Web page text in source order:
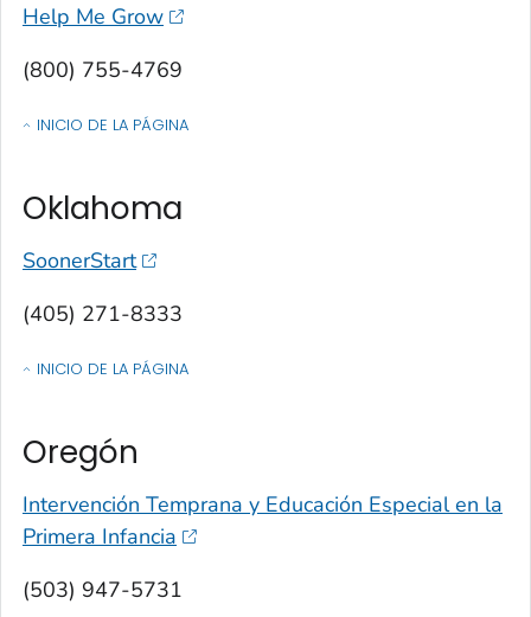
Help Me Grow
(800) 755-4769
INICIO DE LA PÁGINA
OF CONTACTOS POR ESTADO, TERRITORIO O ESTADO LIBRE
Oklahoma
SoonerStart
(405) 271-8333
INICIO DE LA PÁGINA
OF CONTACTOS POR ESTADO, TERRITORIO O ESTADO LIBRE
Oregón
Intervención Temprana y Educación Especial en la
Primera Infancia
(503) 947-5731